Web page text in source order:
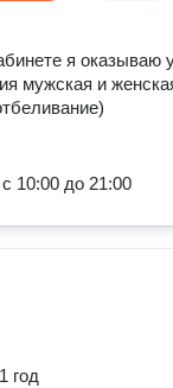
я оказываю
мужская и
с 10:00 до 21:00
1 год